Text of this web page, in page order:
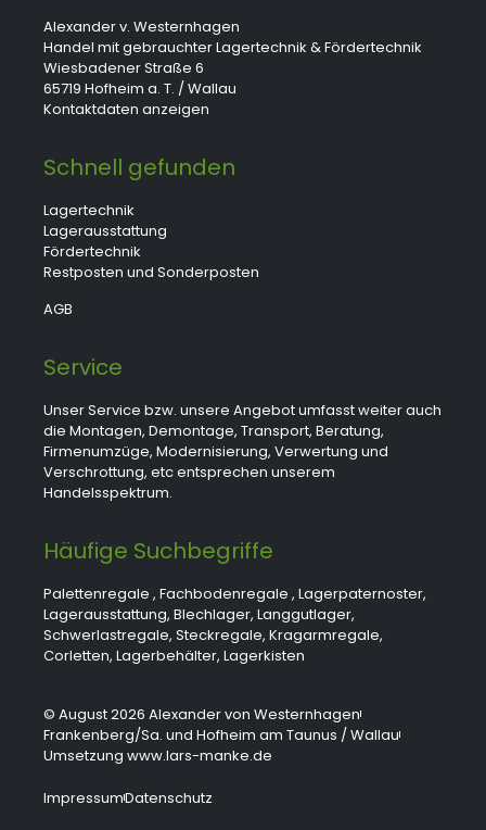
Alexander v. Westernhagen
Handel mit gebrauchter Lagertechnik & Fördertechnik
Wiesbadener Straße 6
65719 Hofheim a. T. / Wallau
Kontaktdaten anzeigen
Schnell gefunden
Lagertechnik
Lagerausstattung
Fördertechnik
Restposten und Sonderposten
AGB
Service
Unser Service bzw. unsere Angebot umfasst weiter auch
die Montagen, Demontage, Transport, Beratung,
Firmenumzüge, Modernisierung, Verwertung und
Verschrottung, etc entsprechen unserem
Handelsspektrum.
Häufige Suchbegriffe
Palettenregale , Fachbodenregale , Lagerpaternoster,
Lagerausstattung, Blechlager, Langgutlager,
Schwerlastregale, Steckregale, Kragarmregale,
Corletten, Lagerbehälter, Lagerkisten
© August 2026 Alexander von Westernhagen
Frankenberg/Sa. und Hofheim am Taunus / Wallau
Umsetzung www.lars-manke.de
ImpressumDatenschutz